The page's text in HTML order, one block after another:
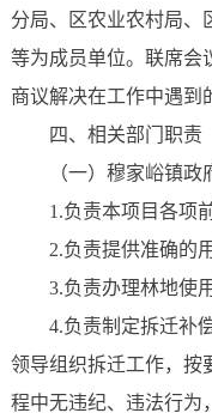
分局、区农业农村局、
等为成员单位。联席会
商议解决在工作中遇到
四、相关部门职责
（一）穆家峪镇政
1.负责本项目各项
2.负责提供准确的
3.负责办理林地使
4.负责制定拆迁补
领导组织拆迁工作，按
程中无违纪、违法行为